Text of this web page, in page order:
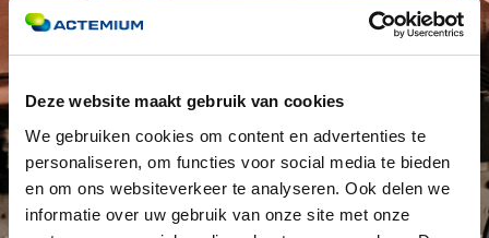
Deze website maakt gebruik van cookies
We gebruiken cookies om content en advertenties te
personaliseren, om functies voor social media te bieden
en om ons websiteverkeer te analyseren. Ook delen we
informatie over uw gebruik van onze site met onze
er graag over mee!
Stel daarom hier je vraag.